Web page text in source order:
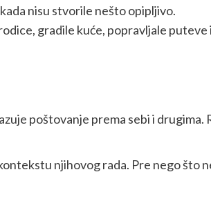
nisu stvorile nešto opipljivo.
gradile kuće, popravljale
poštovanje prema sebi i drugima.
njihovog rada. Pre nego što